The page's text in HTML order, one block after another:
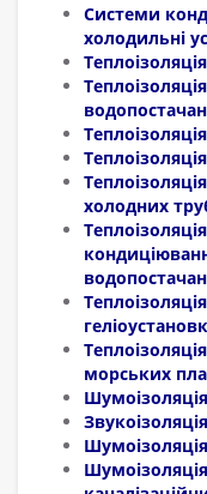
Системи
холодильні
холодних
морських